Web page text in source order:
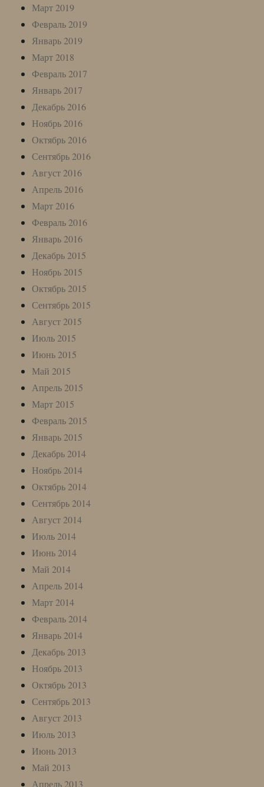
Март 2019
Февраль 2019
Январь 2019
Март 2018
Февраль 2017
Январь 2017
Декабрь 2016
Ноябрь 2016
Октябрь 2016
Сентябрь 2016
Август 2016
Апрель 2016
Март 2016
Февраль 2016
Январь 2016
Декабрь 2015
Ноябрь 2015
Октябрь 2015
Сентябрь 2015
Август 2015
Июль 2015
Июнь 2015
Май 2015
Апрель 2015
Март 2015
Февраль 2015
Январь 2015
Декабрь 2014
Ноябрь 2014
Октябрь 2014
Сентябрь 2014
Август 2014
Июль 2014
Июнь 2014
Май 2014
Апрель 2014
Март 2014
Февраль 2014
Январь 2014
Декабрь 2013
Ноябрь 2013
Октябрь 2013
Сентябрь 2013
Август 2013
Июль 2013
Июнь 2013
Май 2013
Апрель 2013